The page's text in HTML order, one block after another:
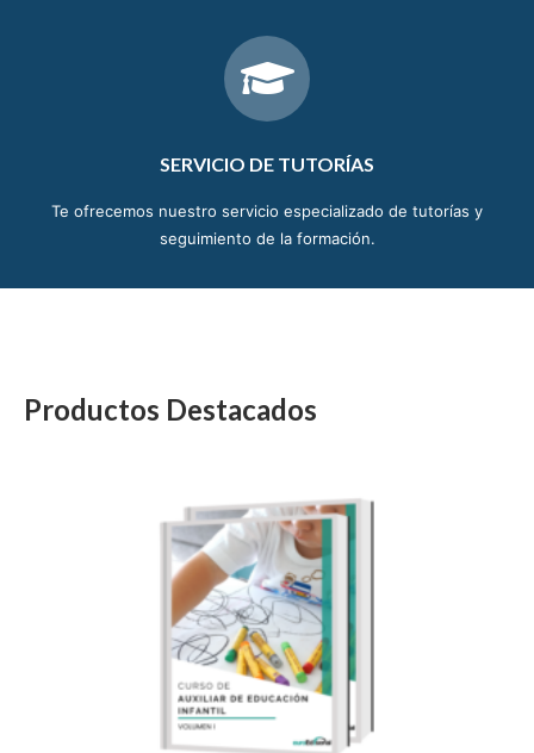
SERVICIO DE TUTORÍAS
Te ofrecemos nuestro servicio especializado de tutorías y
seguimiento de la formación.
Productos Destacados